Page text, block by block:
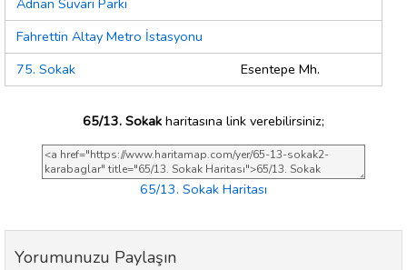
Adnan Süvari Parkı
Fahrettin Altay Metro İstasyonu
75. Sokak
Esentepe Mh.
65/13. Sokak haritasına link verebilirsiniz;
65/13. Sokak Haritası
Yorumunuzu Paylaşın